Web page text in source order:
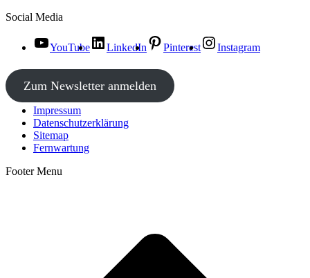
Social Media
YouTube LinkedIn Pinterest Instagram
Zum Newsletter anmelden
Impressum
Datenschutzerklärung
Sitemap
Fernwartung
Footer Menu